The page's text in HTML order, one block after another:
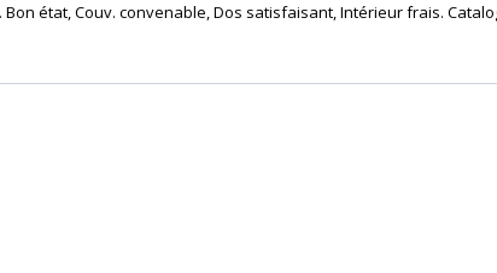
Bon état, Couv. convenable, Dos satisfaisant, Intérieur frais.